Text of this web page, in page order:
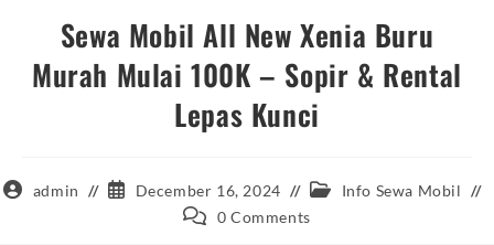
Sewa Mobil All New Xenia Buru
Murah Mulai 100K – Sopir & Rental
Lepas Kunci
Postadmin
Post
published:
December 16, 2024
Post Info Sewa Mobil
Post 0 Comments